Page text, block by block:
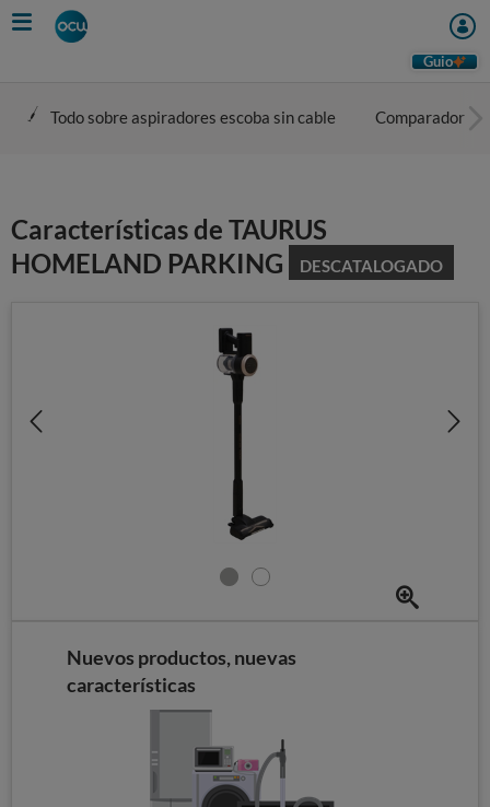
Skip
to
Guio
Todo sobre aspiradores escoba sin cable Comparador
Características de TAURUS
HOMELAND PARKING
DESCATALOGADO
Nuevos productos, nuevas
características